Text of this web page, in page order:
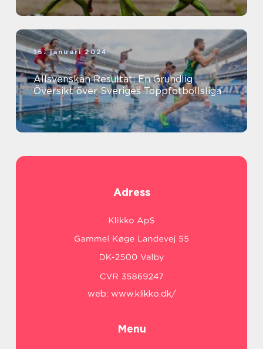
16. januari 2024
Allsvenskan Resultat: En Grundlig
Översikt över Sveriges Toppfotbollsliga
Adress
web: www.klikko.dk/
Menu